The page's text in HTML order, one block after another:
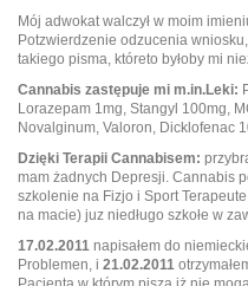
Mój adwokat walczył w moim
Potzwierdzenie odzucenia
takiego pisma, któreto byłoby mi
Cannabis zastępuje mi m.in.Leki:
Lorazepam 1mg, Stangyl 100mg,
Novalginum, Valoron, Dicklofenac
Dzięki Terapii Cannabisem:
mam żadnych Depresji. Cannabis
szkolenie na Fizjo i Sport
na macie) juz niedługo szkołe w
17.02.2011 napisałem do
Problemen, i 21.02.2011